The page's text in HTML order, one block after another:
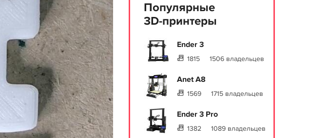
Популярные
3D-принтеры
Ender 3
1815 1506 владельцев
Anet A8
1569 1715 владельцев
Ender 3 Pro
1382 1089 владельцев